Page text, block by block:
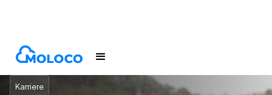
Unternehmen Karriere
Karriere